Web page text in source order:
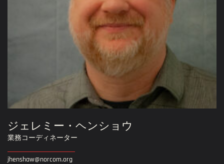
ジェレミー・ヘンショウ
業務コーディネーター
jhenshaw@norcom.org